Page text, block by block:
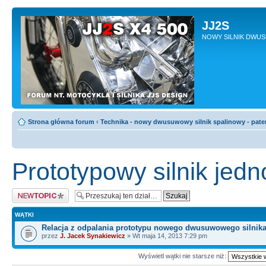
JJ2S
NOWY SILNIK
Strona główna forum ‹ Technika - nowy dwusuwowy silnik spalinowy -
Prototypowy silnik
Napisz wątek
WĄTKI
Relacja z odpalania prototypu nowego dwusuwowego silnika
przez J. Jacek Synakiewicz » Wt maja 14, 2013 7:29 pm
Wyświetl wątki nie starsze niż: